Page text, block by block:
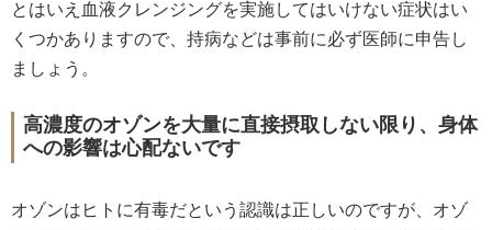
とはいえ血液クレンジングを実施してはいけない症状はい
くつかありますので、持病などは事前に必ず医師に申告し
ましょう。
高濃度のオゾンを大量に直接摂取しない限り、身体
への影響は心配ないです
オゾンはヒトに有毒だという認識は正しいのですが、オゾ